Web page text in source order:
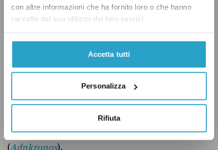
con altre informazioni che ha fornito loro o che hanno
raccolto dal suo utilizzo dei loro servizi.
Accetta tutti
Personalizza
Rifiuta
Il gruppo parlamentare Azione-Italia Viva ha
presentato una proposta di legge per vietare
l’accesso ai social network agli under 13.«Oggi
la situazione è molto allarmante», ha detto il
segretario di Azione Carlo Calenda durante la
conferenza stampa di presentazione della
proposta, che prevede il divieto di accesso ai
social network ai minori di 13 anni e l’accesso
solo sotto consenso dei genitori fino ai 15 anni
(Adnkronos).